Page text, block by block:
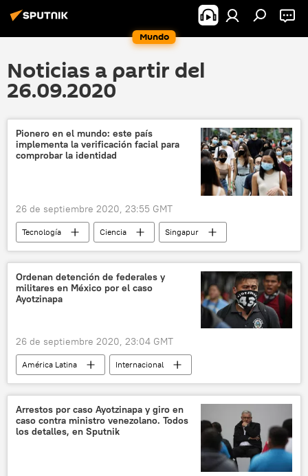
Mundo
Noticias a partir del
26.09.2020
Pionero en el mundo: este país
implementa la verificación facial para
comprobar la identidad
26 de septiembre 2020, 23:55 GMT
Tecnología Ciencia
Singapur
verificación
reconocimiento facial
identidad
noticias
Ordenan detención de federales y
militares en México por el caso
Ayotzinapa
26 de septiembre 2020, 23:04 GMT
América Latina
Internacional
sociedad
seguridad
México
Andrés Manuel López Obrador
📰 Caso Ayotzinapa
noticias
Arrestos por caso Ayotzinapa y giro en
caso contra ministro venezolano. Todos
los detalles, en Sputnik